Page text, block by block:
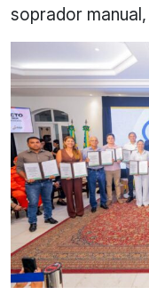
soprador